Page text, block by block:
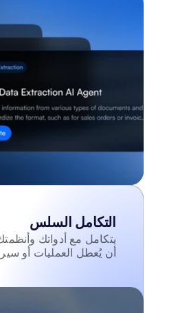
التكامل السلس
أن يُعطل العمليات أو